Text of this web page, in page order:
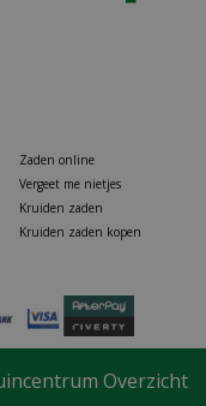
Zaden online
Vergeet me nietjes
Kruiden zaden
Kruiden zaden kopen
Overzicht